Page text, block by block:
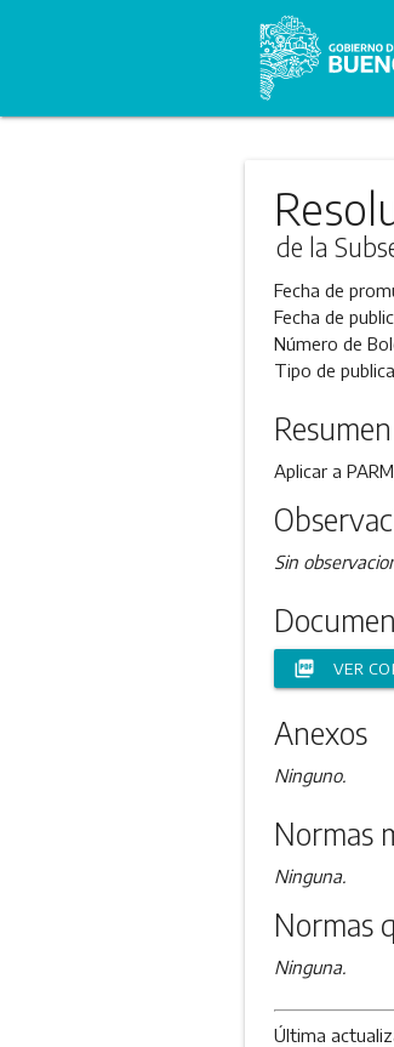
de la
Fecha de
Fecha de
Número de
Tipo de
Resumen
Aplicar a
Sin
picture_as_pdf VER
Anexos
Ninguno.
Normas
Ninguna.
Normas
Ninguna.
Última